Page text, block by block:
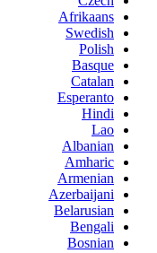
Afrikaans
Swedish
Polish
Basque
Catalan
Esperanto
Hindi
Lao
Albanian
Amharic
Armenian
Azerbaijani
Belarusian
Bengali
Bosnian